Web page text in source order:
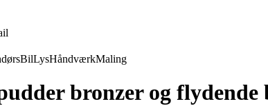
BilLysHåndværkMaling
bronzer og